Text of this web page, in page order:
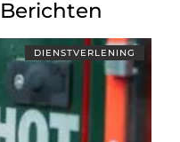
DIENSTVERLENING